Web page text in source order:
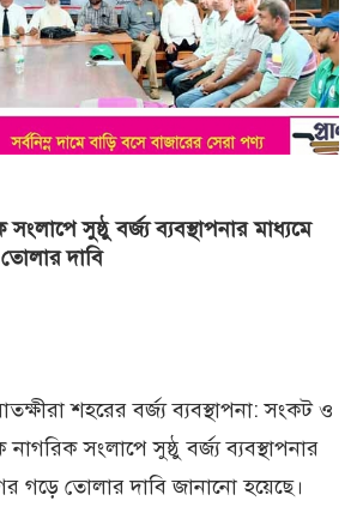
সুষ্ঠু বর্জ্য ব্যবস্থাপনার মাধ্যমে
দাবি
শহরের বর্জ্য ব্যবস্থাপনা: সংকট ও
সংলাপে সুষ্ঠু বর্জ্য ব্যবস্থাপনার
গড়ে তোলার দাবি জানানো হয়েছে।